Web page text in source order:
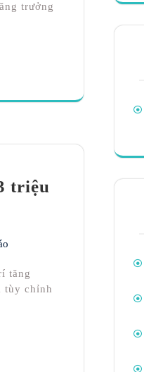
trưởng
triệu
tăng
tùy chỉnh